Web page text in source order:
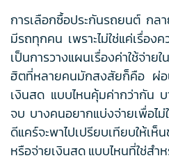
การเลือกซื้อประกันรถยนต์ กล
มีรถทุกคน เพราะไม่ใช่แค่เรื่อ
เป็นการวางแผนเรื่องค่าใช้จ่า
ฮิตที่หลายคนมักสงสัยก็คือ ผ่
เงินสด แบบไหนคุ้มค่ากว่ากัน
จบ บางคนอยากแบ่งจ่ายเพื่อไ
ดีแคร์จะพาไปเปรียบเทียบให้เ
หรือจ่ายเงินสด แบบไหนที่ใช่ส